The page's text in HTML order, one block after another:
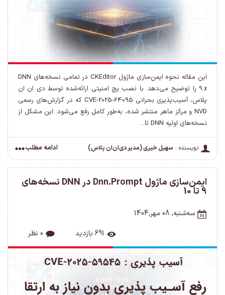
این مقاله نحوه ایمن‌سازی ماژول CKEditor در تمامی نسخه‌های DNN
9.x را توضیح می‌دهد. با نصب پچ امنیتی ارائه‌شده توسط دی ان ان
پلاس، آسیب‌پذیری بحرانی CVE-2025-64095 که در گزارش‌های رسمی
NVD و مرکز ماهر منتشر شده، به‌طور کامل رفع می‌شود. این مشکل از
نسخه‌های اولیه DNN تا...
نویسنده : سهیل خیری (مدیر دی‌ان‌ان پلاس) ادامه مطلب
ایمن‌سازی ماژول Dnn.Prompt در DNN نسخه‌های
9 تا 10
ﺳﻪشنبه, 08 مهر,1404